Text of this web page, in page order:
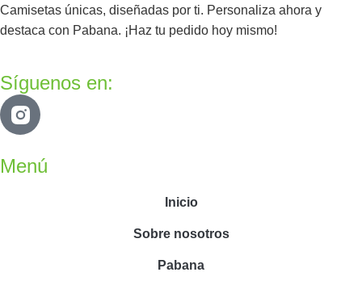
Camisetas únicas, diseñadas por ti. Personaliza ahora y
destaca con Pabana. ¡Haz tu pedido hoy mismo!
Síguenos en:
Menú
Inicio
Sobre nosotros
Pabana